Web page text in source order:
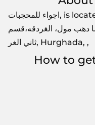
اجواء للمحجبات, is located at شارع اللواء سلمات
دهب مول، الغردقه،قسم
ثاني الغر, Hurghada, ,